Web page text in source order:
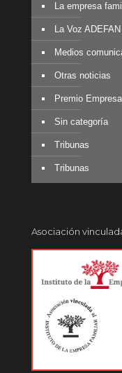
La empresa
La Voz ADEFAN
Medios
Otras noticias
Premio
Sin categoría
Tribunas
Tribunas
Asociación